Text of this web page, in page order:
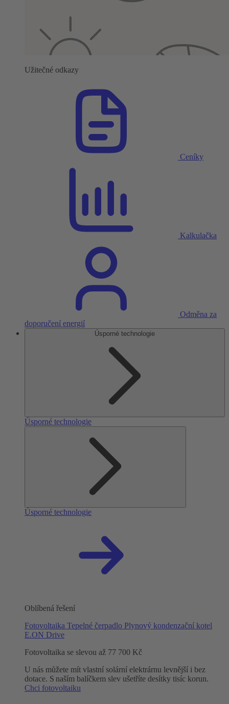
Užitečné odkazy
Ceníky
Kalkulačka
Odměna za
doporučení energií
Úsporné technologie
Úsporné technologie
Úsporné technologie
Oblíbená řešení
Fotovoltaika Tepelné čerpadlo Plynový kondenzační kotel
E.ON Drive
Fotovoltaika se slevou až 77 700 Kč
U nás můžete mít vlastní solární elektrárnu levnější i bez
dotace. S naším balíčkem slev ušetříte desítky tisíc korun.
Chci fotovoltaiku